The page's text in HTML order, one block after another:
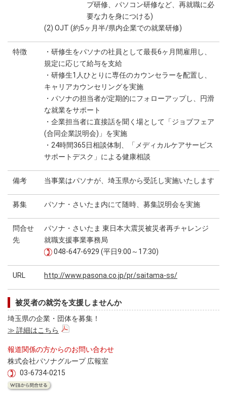
プ研修、パソコン研修など、再就職に必
要な力を身につける)
(2) OJT (約5ヶ月半/県内企業での就業研修)
特徴
・研修生をパソナの社員として最長6ヶ月間雇用し、
規定に応じて給与を支給
・研修生1人ひとりに専任のカウンセラーを配置し、
キャリアカウンセリングを実施
・パソナの担当者が定期的にフォローアップし、円滑
な就業をサポート
・企業担当者に直接話を聞く場として「ジョブフェア
(合同企業説明会)」を実施
・24時間365日相談体制、「メディカルケアサービス
サポートデスク」による健康相談
備考 当事業はパソナが、埼玉県から受託し実施いたします
募集 パソナ・さいたま内にて随時、募集説明会を実施
問合せ
先
パソナ・さいたま 東日本大震災被災者再チャレンジ
就職支援事業事務局
048-647-6929 (平日9:00～17:30)
URL http://www.pasona.co.jp/pr/saitama-ss/
被災者の就労を支援しませんか
埼玉県の企業・団体を募集！
≫ 詳細はこちら
報道関係の方からのお問い合わせ
株式会社パソナグループ 広報室
03-6734-0215